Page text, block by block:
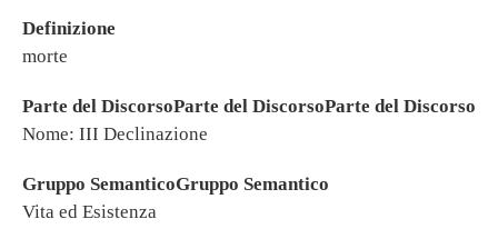
Definizione
morte
Parte del DiscorsoParte del DiscorsoParte del Discorso
Nome: III Declinazione
Gruppo SemanticoGruppo Semantico
Vita ed Esistenza